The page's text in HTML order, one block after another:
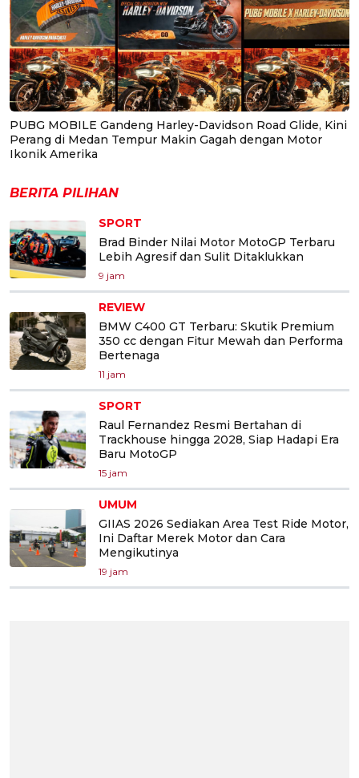
PUBG MOBILE Gandeng Harley-Davidson Road Glide, Kini
Perang di Medan Tempur Makin Gagah dengan Motor
Ikonik Amerika
BERITA PILIHAN
SPORT
Brad Binder Nilai Motor MotoGP Terbaru
Lebih Agresif dan Sulit Ditaklukkan
9 jam
REVIEW
BMW C400 GT Terbaru: Skutik Premium
350 cc dengan Fitur Mewah dan Performa
Bertenaga
11 jam
SPORT
Raul Fernandez Resmi Bertahan di
Trackhouse hingga 2028, Siap Hadapi Era
Baru MotoGP
15 jam
UMUM
GIIAS 2026 Sediakan Area Test Ride Motor,
Ini Daftar Merek Motor dan Cara
Mengikutinya
19 jam